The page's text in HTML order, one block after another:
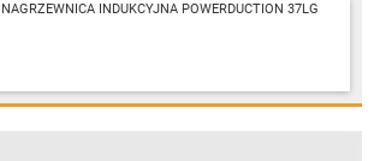
NAGRZEWNICA INDUKCYJNA POWERDUCTION 37LG